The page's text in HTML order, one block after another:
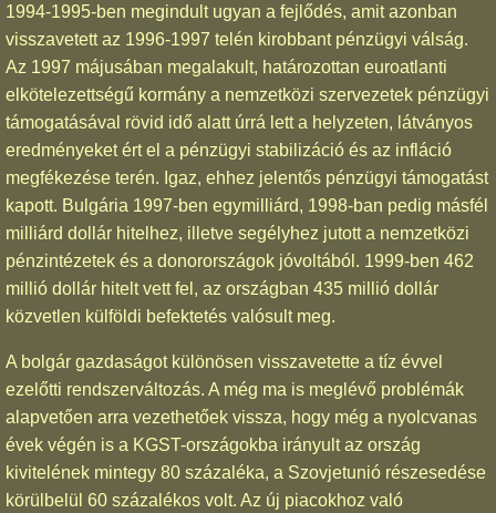
1994-1995-ben megindult ugyan a fejlődés, amit azonban
visszavetett az 1996-1997 telén kirobbant pénzügyi válság.
Az 1997 májusában megalakult, határozottan euroatlanti
elkötelezettségű kormány a nemzetközi szervezetek pénzügyi
támogatásával rövid idő alatt úrrá lett a helyzeten, látványos
eredményeket ért el a pénzügyi stabilizáció és az infláció
megfékezése terén. Igaz, ehhez jelentős pénzügyi támogatást
kapott. Bulgária 1997-ben egymilliárd, 1998-ban pedig másfél
milliárd dollár hitelhez, illetve segélyhez jutott a nemzetközi
pénzintézetek és a donorországok jóvoltából. 1999-ben 462
millió dollár hitelt vett fel, az országban 435 millió dollár
közvetlen külföldi befektetés valósult meg.
A bolgár gazdaságot különösen visszavetette a tíz évvel
ezelőtti rendszerváltozás. A még ma is meglévő problémák
alapvetően arra vezethetőek vissza, hogy még a nyolcvanas
évek végén is a KGST-országokba irányult az ország
kivitelének mintegy 80 százaléka, a Szovjetunió részesedése
körülbelül 60 százalékos volt. Az új piacokhoz való